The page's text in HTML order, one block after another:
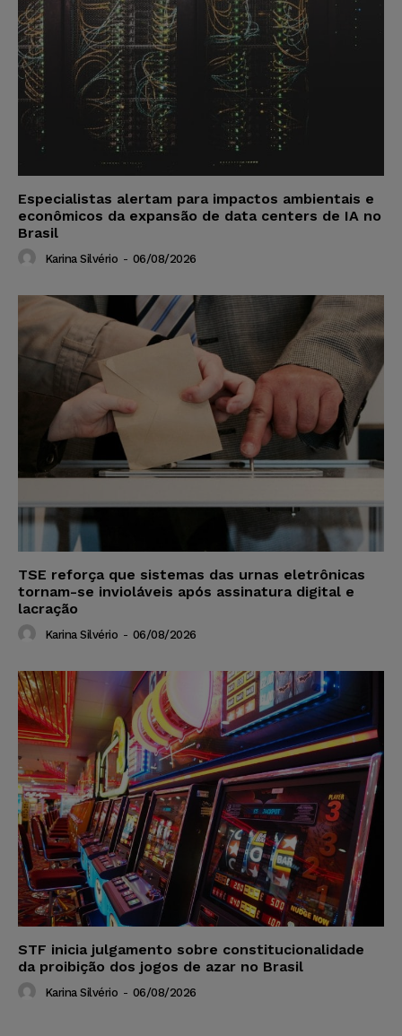
Especialistas alertam para impactos ambientais e
econômicos da expansão de data centers de IA no
Brasil
Karina Silvério - 06/08/2026
TSE reforça que sistemas das urnas eletrônicas
tornam-se invioláveis após assinatura digital e
lacração
Karina Silvério - 06/08/2026
STF inicia julgamento sobre constitucionalidade
da proibição dos jogos de azar no Brasil
Karina Silvério - 06/08/2026